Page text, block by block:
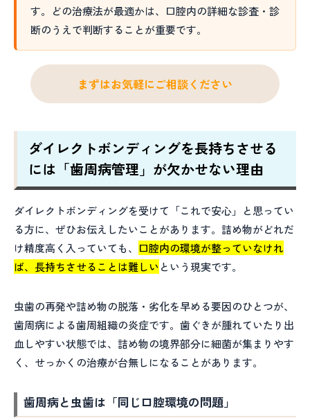
す。どの治療法が最適かは、口腔内の詳細な診査・診
断のうえで判断することが重要です。
まずはお気軽にご相談ください
ダイレクトボンディングを長持ちさせる
には「歯周病管理」が欠かせない理由
ダイレクトボンディングを受けて「これで安心」と思ってい
る方に、ぜひお伝えしたいことがあります。詰め物がどれだ
け精度高く入っていても、 口腔内の環境が整っていなけれ
ば、長持ちさせることは難しいという現実です。
虫歯の再発や詰め物の脱落・劣化を早める要因のひとつが、
歯周病による歯周組織の炎症です。歯ぐきが腫れていたり出
血しやすい状態では、詰め物の境界部分に細菌が集まりやす
く、せっかくの治療が台無しになることがあります。
歯周病と虫歯は「同じ口腔環境の問題」